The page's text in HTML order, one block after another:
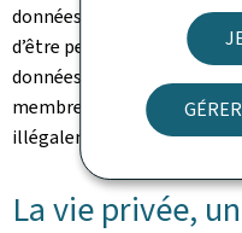
données fortement
d’être perdues, détournées
données personnelles
membres du réseau social
illégalement.
La vie privée,